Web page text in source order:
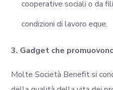
cooperative sociali o da
condizioni di lavoro eque.
3. Gadget che
Molte Società Benefit si